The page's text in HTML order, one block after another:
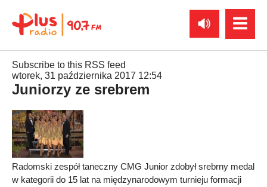
Subscribe to this RSS feed
wtorek, 31 października 2017 12:54
Juniorzy ze srebrem
Radomski zespół taneczny CMG Junior zdobył srebrny medal
w kategorii do 15 lat na międzynarodowym turnieju formacji